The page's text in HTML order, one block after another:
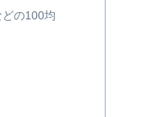
の100均